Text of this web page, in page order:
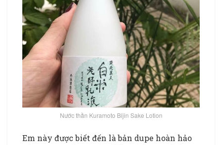
Nước thần Kuramoto Bijin Sake Lotion
Em này được biết đến là bản dupe hoàn hảo